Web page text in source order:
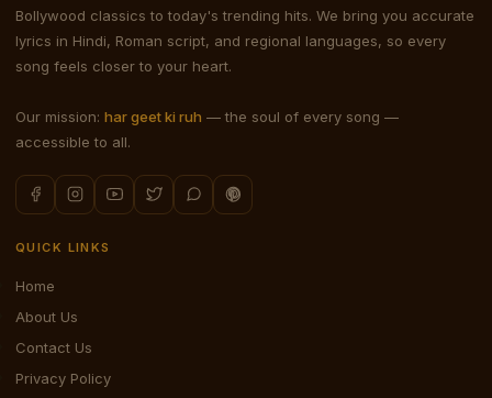
Bollywood classics to today's trending hits. We bring you accurate
lyrics in Hindi, Roman script, and regional languages, so every
song feels closer to your heart.
Our mission: har geet ki ruh — the soul of every song —
accessible to all.
QUICK LINKS
Home
About Us
Contact Us
Privacy Policy